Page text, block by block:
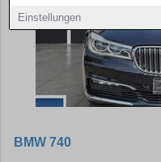
Einstellungen
BMW 740